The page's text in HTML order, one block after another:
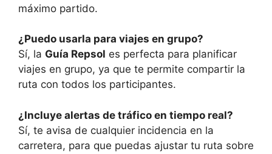
máximo partido.
¿Puedo usarla para viajes en grupo?
Sí, la Guía Repsol es perfecta para planificar
viajes en grupo, ya que te permite compartir la
ruta con todos los participantes.
¿Incluye alertas de tráfico en tiempo real?
Sí, te avisa de cualquier incidencia en la
carretera, para que puedas ajustar tu ruta sobre